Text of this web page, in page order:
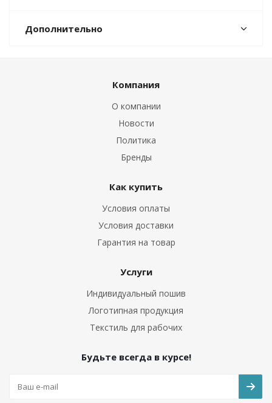
Дополнительно
Компания
О компании
Новости
Политика
Бренды
Как купить
Условия оплаты
Условия доставки
Гарантия на товар
Услуги
Индивидуальный пошив
Логотипная продукция
Текстиль для рабочих
Будьте всегда в курсе!